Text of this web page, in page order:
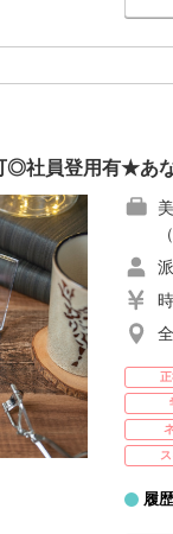
◎社員登用有★あ
履